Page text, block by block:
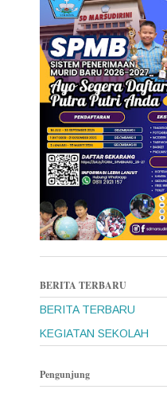
BERITA TERBARU
BERITA TERBARU
KEGIATAN SEKOLAH
Pengunjung